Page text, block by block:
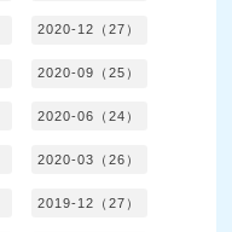
2020-12（27）
2020-09（25）
2020-06（24）
2020-03（26）
2019-12（27）